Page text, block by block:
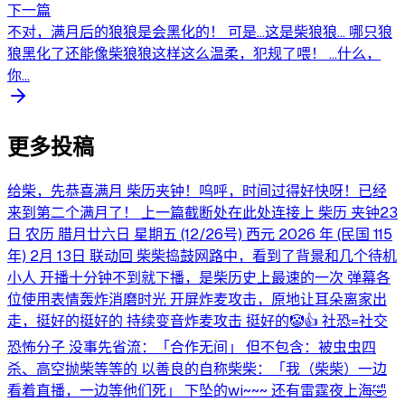
下一篇
不对，满月后的狼狼是会黑化的！ 可是…这是柴狼狼… 哪只狼
狼黑化了还能像柴狼狼这样这么温柔，犯规了喂！ …什么，
你...
更多投稿
给柴，先恭喜满月 柴历夹钟！呜呼，时间过得好快呀！已经
来到第二个满月了！ 上一篇截断处在此处连接上 柴历 夹钟23
日 农历 腊月廿六日 星期五 (12/26号) 西元 2026 年 (民国 115
年) 2月 13日 联动回 柴柴捣鼓网路中，看到了背景和几个待机
小人 开播十分钟不到就下播，是柴历史上最速的一次 弹幕各
位使用表情轰炸消磨时光 开屏炸麦攻击，原地让耳朵离家出
走，挺好的挺好的 持续变音炸麦攻击 挺好的🤡👍 社恐=社交
恐怖分子 没事先省流：「合作无间」 但不包含：被虫虫四
杀、高空抛柴等等的 以善良的自称柴柴：「我（柴柴）一边
看着直播，一边等他们死」 下坠的wi~~~ 还有雷霆夜上海🤣